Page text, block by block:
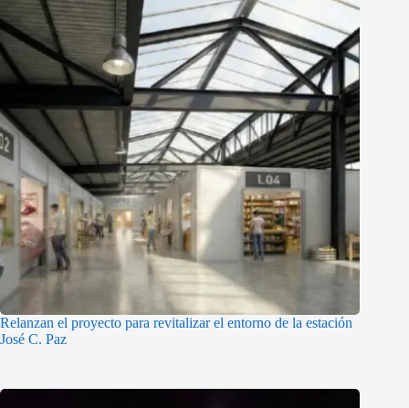
Relanzan el proyecto para revitalizar el entorno de la estación
José C. Paz